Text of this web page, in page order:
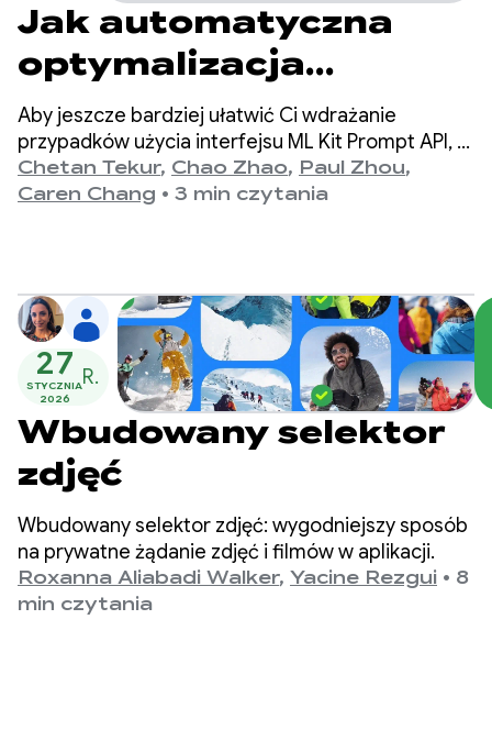
Jak automatyczna
optymalizacja
promptów zwiększa
jakość interfejsu
Prompt API w ML Kit
Aby jeszcze bardziej ułatwić Ci wdrażanie
przypadków użycia interfejsu ML Kit Prompt API, z
przyjemnością ogłaszamy automatyczną
optymalizację promptów (APO) kierowaną na
podpowiedzi dla Twoich przypadków użycia.
Chetan Tekur, Chao Zhao, Paul Zhou,
Caren Chang • 3 min czytania
27
STYCZNIA
2026
R.
Wbudowany selektor
zdjęć
Wbudowany selektor zdjęć: wygodniejszy sposób
na prywatne żądanie zdjęć i filmów w aplikacji.
Roxanna Aliabadi Walker, Yacine Rezgui • 8
min czytania